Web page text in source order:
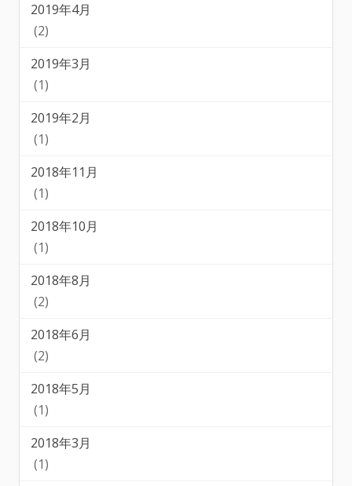
2019年4月
(2)
2019年3月
(1)
2019年2月
(1)
2018年11月
(1)
2018年10月
(1)
2018年8月
(2)
2018年6月
(2)
2018年5月
(1)
2018年3月
(1)